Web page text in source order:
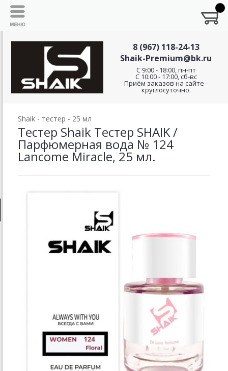
8 (967) 118-24-13
Shaik-Premium@bk.ru
C 9:00 - 18:00, пн-пт
С 10:00 - 17:00, сб-вс
Приём заказов на сайте -
круглосуточно.
Shaik - тестер - 25 мл
Тестер Shaik Тестер SHAIK /
Парфюмерная вода № 124
Lancome Miracle, 25 мл.